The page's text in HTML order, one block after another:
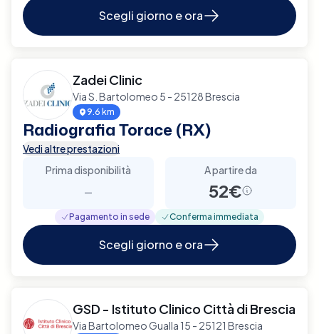
Scegli giorno e ora
Zadei Clinic
Via S. Bartolomeo 5 - 25128 Brescia
9.6 km
Radiografia Torace (RX)
Vedi altre prestazioni
Prima disponibilità
-
A partire da
52€
Pagamento in sede Conferma immediata
Scegli giorno e ora
GSD - Istituto Clinico Città di Brescia
Via Bartolomeo Gualla 15 - 25121 Brescia